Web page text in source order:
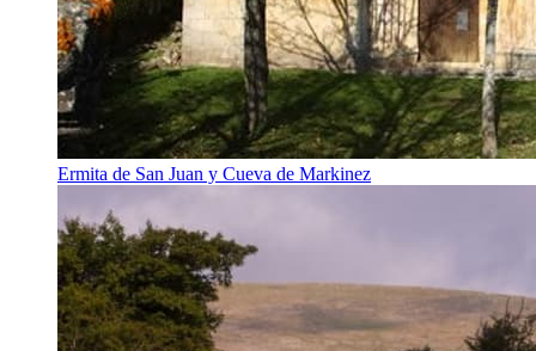
Ermita de San Juan y Cueva de Markinez